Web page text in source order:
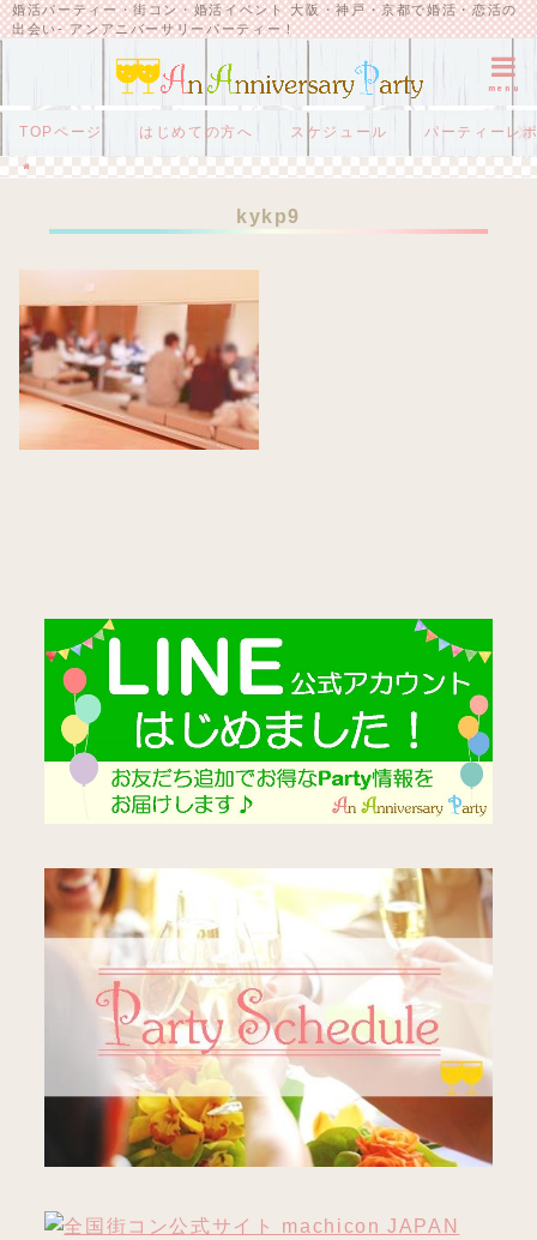
婚活パーティー・街コン・婚活イベント 大阪・神戸・京都で婚活・恋活の
出会い- アンアニバーサリーパーティー！
menu
TOPページ はじめての方へ スケジュール パーティーレ
HOME kykp9
kykp9